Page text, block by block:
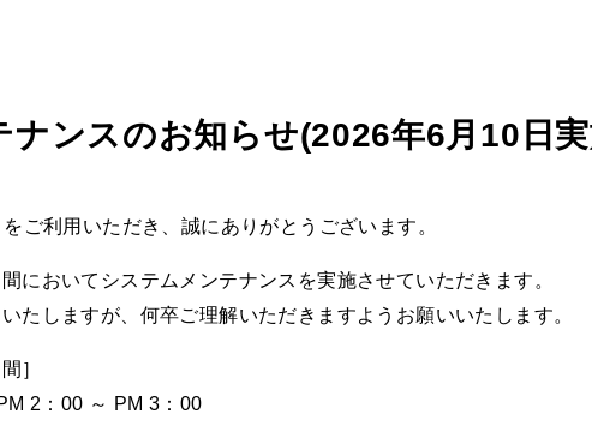
ナンスのお知らせ(2026年6月10日
ご利用いただき、誠にありがとうございます。
においてシステムメンテナンスを実施させていただきます。
たしますが、何卒ご理解いただきますようお願いいたします。
］
2：00 ～ PM 3：00